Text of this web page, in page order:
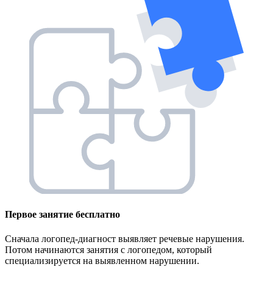
Первое занятие бесплатно
Сначала логопед-диагност выявляет речевые нарушения.
Потом начинаются занятия с логопедом, который
специализируется на выявленном нарушении.